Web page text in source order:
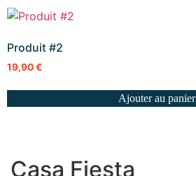
Produit #2
19,90€
Ajouter au panier
Casa Fiesta